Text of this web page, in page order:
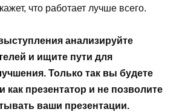
что работает лучше всего.
анализируйте
и ищите пути для
Только так вы будете
как презентатор и не позволите
ваши презентации.